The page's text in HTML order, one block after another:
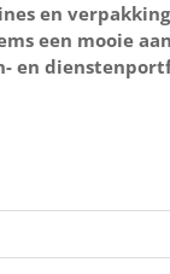
en
een mooie
en